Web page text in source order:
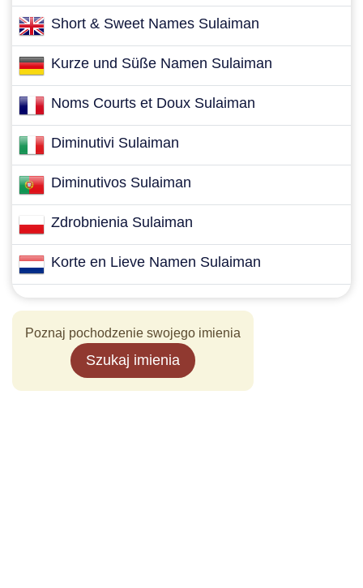
Short & Sweet Names Sulaiman
Kurze und Süße Namen Sulaiman
Noms Courts et Doux Sulaiman
Diminutivi Sulaiman
Diminutivos Sulaiman
Zdrobnienia Sulaiman
Korte en Lieve Namen Sulaiman
Poznaj pochodzenie swojego imienia
Szukaj imienia